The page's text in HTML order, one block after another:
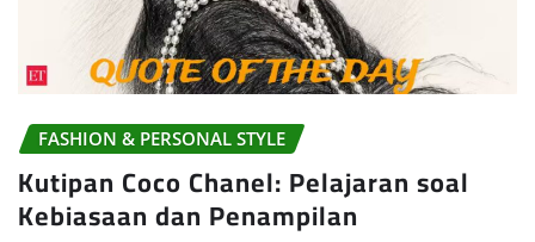
FASHION & PERSONAL STYLE
Kutipan Coco Chanel: Pelajaran soal
Kebiasaan dan Penampilan